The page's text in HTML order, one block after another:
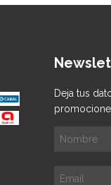
Deja tus